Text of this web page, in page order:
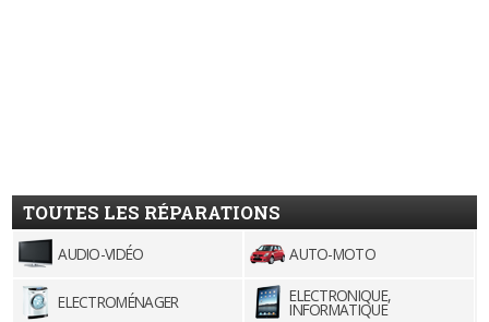
TOUTES LES RÉPARATIONS
AUDIO-VIDÉO AUTO-MOTO
ELECTROMÉNAGER ELECTRONIQUE,
INFORMATIQUE